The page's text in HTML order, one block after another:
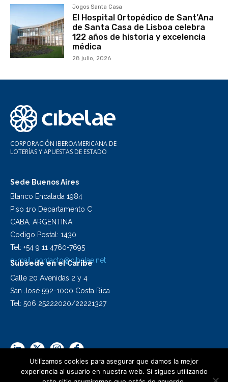
Jogos Santa Casa
El Hospital Ortopédico de Sant’Ana
de Santa Casa de Lisboa celebra
122 años de historia y excelencia
médica
28 julio, 2026
CORPORACIÓN IBEROAMERICANA DE
LOTERÍAS Y APUESTAS DE ESTADO
Sede Buenos Aires
Blanco Encalada 1984
Piso 1ro Departamento C
CABA, ARGENTINA
Codigo Postal: 1430
Tel: +54 9 11 4760-7695
e-mail: contacto@cibelae.net
Subsede en el Caribe
Calle 20 Avenidas 2 y 4
San José 592-1000 Costa Rica
Tel: 506 25222020/22221327
Utilizamos cookies para asegurar que damos la mejor
experiencia al usuario en nuestra web. Si sigues utilizando